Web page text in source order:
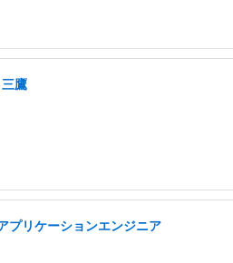
鷹
プリケーションエンジニア